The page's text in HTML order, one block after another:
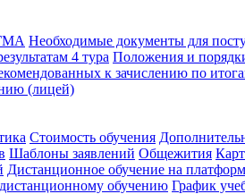
Необходимые документы для
4 тура Положения и
к зачислению по
(лицей)
Стоимость обучения
Шаблоны заявлений Общежития
Дистанционное обучение на
обучению График